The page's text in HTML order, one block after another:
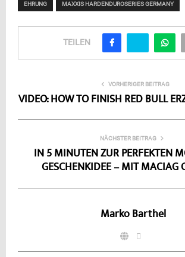
EHRUNG MAXXIS HARDENDUROSERIES GERMANY
TEILEN
VORHERIGER BEITRAG
VIDEO: HOW TO FINISH RED BULL
NÄCHSTER BEITRAG
IN 5 MINUTEN ZUR PERFEKTEN
GESCHENKIDEE – MIT MACIAG
Marko Barthel